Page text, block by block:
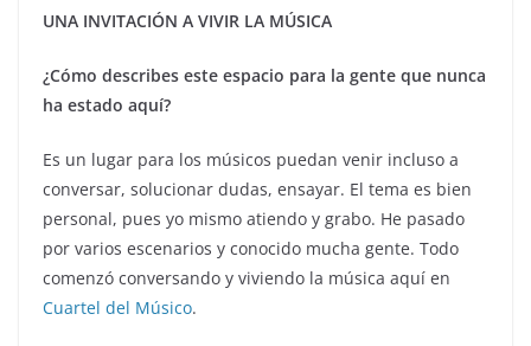
UNA INVITACIÓN A VIVIR LA MÚSICA
¿Cómo describes este espacio para la gente que nunca
ha estado aquí?
Es un lugar para los músicos puedan venir incluso a
conversar, solucionar dudas, ensayar. El tema es bien
personal, pues yo mismo atiendo y grabo. He pasado
por varios escenarios y conocido mucha gente. Todo
comenzó conversando y viviendo la música aquí en
Cuartel del Músico.